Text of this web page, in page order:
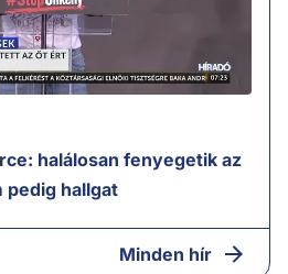
halálosan fenyegetik az
pedig hallgat
Minden hír